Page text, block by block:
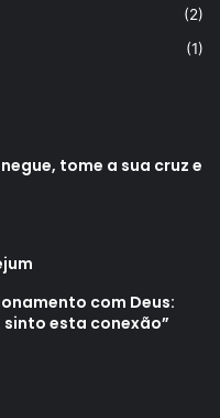
(2)
(1)
tome a sua cruz e
com Deus:
sinto esta conexão”